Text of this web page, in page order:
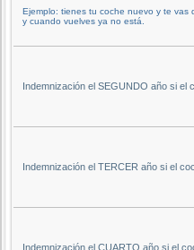
Ejemplo: tienes tu coche nuevo y te
y cuando vuelves ya no está.
Indemnización el SEGUNDO año si el
Indemnización el TERCER año si el
Indemnización el CUARTO año si el